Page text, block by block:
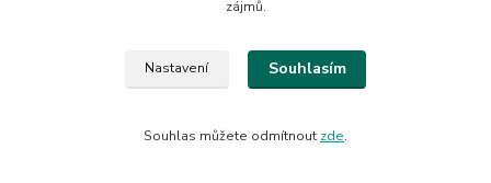
zájmů.
Nastavení Souhlasím
Souhlas můžete odmítnout zde.